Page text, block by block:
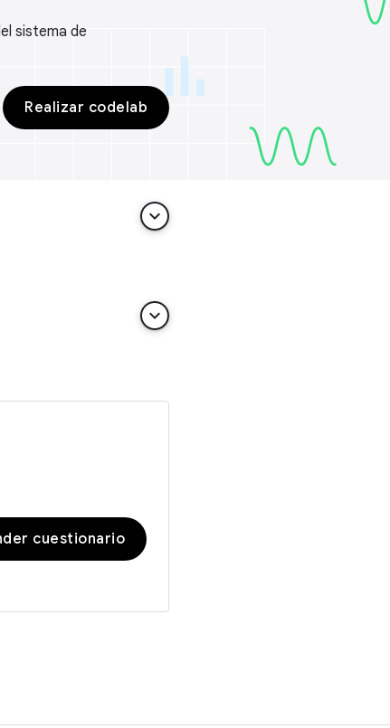
sistema de
Realizar codelab
keyboard_arrow_down
keyboard_arrow_down
cuestionario